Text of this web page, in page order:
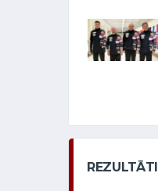
REZULTĀTI